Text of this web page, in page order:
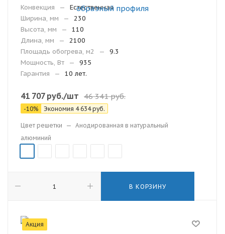
Конвекция —
Естественная
Ширина, мм
—
230
Высота, мм
—
110
Длина, мм
—
2100
Площадь обогрева, м2
—
9.3
Мощность, Вт
—
935
Гарантия
— 10 лет.
41 707руб./шт 46 341руб.
-10% Экономия 4 634руб.
Цвет решетки — Анодированная в натуральный
алюминий
В КОРЗИНУ
Акция